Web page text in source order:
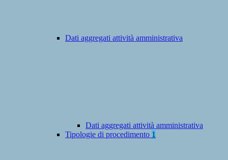
Dati aggregati attività amministrativa
Dati aggregati attività amministrativa
Tipologie di procedimento 1